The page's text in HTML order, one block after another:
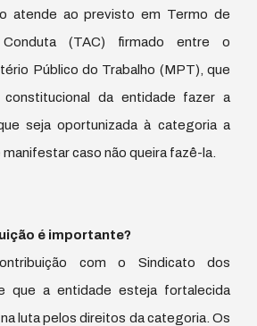
atende ao previsto em Termo de
(TAC) firmado entre o
Público do Trabalho (MPT), que
da entidade fazer a
seja oportunizada à categoria a
caso não queira fazê-la.
é importante?
com o Sindicato dos
que a entidade esteja fortalecida
luta pelos direitos da categoria. Os